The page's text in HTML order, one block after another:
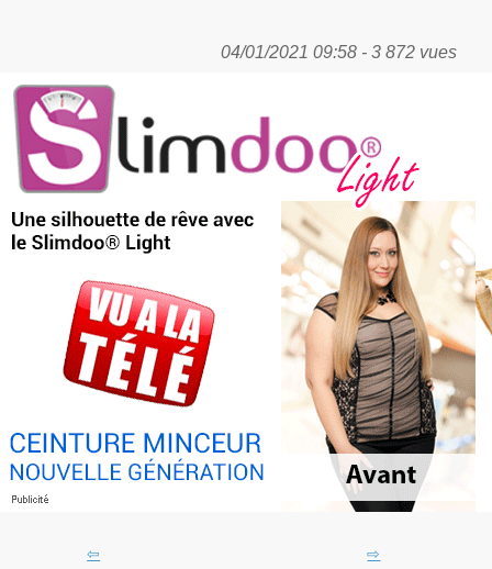
04/01/2021 09:58 - 3 872 vues